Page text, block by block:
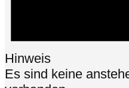
Hinweis
Es sind keine